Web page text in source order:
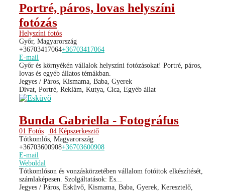
Portré, páros, lovas helyszíni
fotózás
Helyszíni fotós
Győr, Magyarország
+36703417064+36703417064
E-mail
Győr és környékén vállalok helyszíni fotózásokat! Portré, páros,
lovas és egyéb állatos témákban.
Jegyes / Páros, Kismama, Baba, Gyerek
Divat, Portré, Reklám, Kutya, Cica, Egyéb állat
Bunda Gabriella - Fotográfus
01 Fotós
04 Képszerkesztő
Tótkomlós, Magyarország
+36703600908+36703600908
E-mail
Weboldal
Tótkomlóson és vonzáskörzetében vállalom fotóitok elkészítését,
számlaképesen. Szolgáltatások: Es...
Jegyes / Páros, Esküvő, Kismama, Baba, Gyerek, Keresztelő,